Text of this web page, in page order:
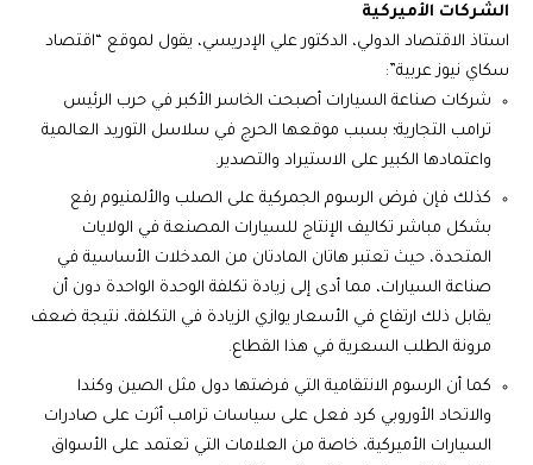
الشركات الأميركية
استاذ الاقتصاد الدولي، الدكتور علي الإدريسي، يقول لموقع “اقتصاد
سكاي نيوز عربية”:
شركات صناعة السيارات أصبحت الخاسر الأكبر في حرب الرئيس
ترامب التجارية؛ بسبب موقعها الحرج في سلاسل التوريد العالمية
واعتمادها الكبير على الاستيراد والتصدير.
كذلك فإن فرض الرسوم الجمركية على الصلب والألمنيوم رفع
بشكل مباشر تكاليف الإنتاج للسيارات المصنعة في الولايات
المتحدة، حيث تعتبر هاتان المادتان من المدخلات الأساسية في
صناعة السيارات، مما أدى إلى زيادة تكلفة الوحدة الواحدة دون أن
يقابل ذلك ارتفاع في الأسعار يوازي الزيادة في التكلفة، نتيجة ضعف
مرونة الطلب السعرية في هذا القطاع.
كما أن الرسوم الانتقامية التي فرضتها دول مثل الصين وكندا
والاتحاد الأوروبي كرد فعل على سياسات ترامب أثرت على صادرات
السيارات الأميركية، خاصة من العلامات التي تعتمد على الأسواق